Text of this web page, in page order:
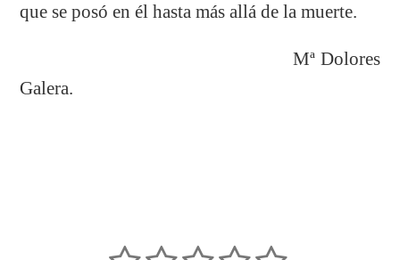
que se posó en él hasta más allá de la muerte.
Mª Dolores
Galera.